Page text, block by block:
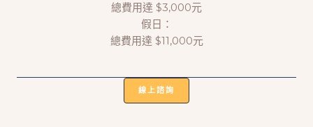
總費用達 $3,000元
假日：
總費用達 $11,000元
線上諮詢